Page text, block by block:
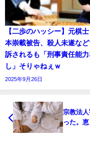
【二歩のハッシー】元棋
本崇載被告、殺人未遂な
訴されるも「刑事責任能
し」そりゃねぇｗ
2025年9月26日
宗教法
った。